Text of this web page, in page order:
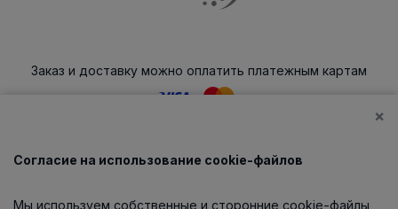
Заказ и доставку можно оплатить платежным картам
Каталог
×
Согласие на использование cookie-файлов
Мы используем собственные и сторонние cookie-файлы